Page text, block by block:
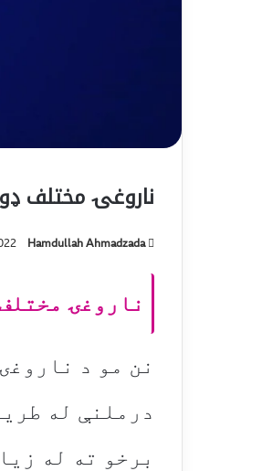
ناروغۍ مختلف
Hamdullah Ahmadzada
ناروغۍ
نن مو د
درملنې له
برخو ته له